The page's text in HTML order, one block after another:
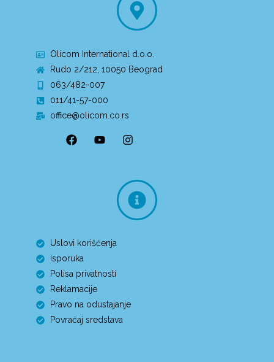
Olicom International d.o.o.
Rudo 2/212, 10050 Beograd
063/482-007
011/41-57-000
office@olicom.co.rs
Uslovi korišćenja
Isporuka
Polisa privatnosti
Reklamacije
Pravo na odustajanje
Povraćaj sredstava